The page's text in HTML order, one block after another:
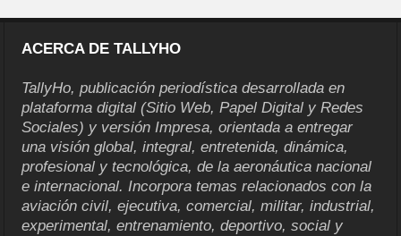
ACERCA DE TALLYHO
TallyHo, publicación periodística desarrollada en
plataforma digital (Sitio Web, Papel Digital y Redes
Sociales) y versión Impresa, orientada a entregar
una visión global, integral, entretenida, dinámica,
profesional y tecnológica, de la aeronáutica nacional
e internacional. Incorpora temas relacionados con la
aviación civil, ejecutiva, comercial, militar, industrial,
experimental, entrenamiento, deportivo, social y